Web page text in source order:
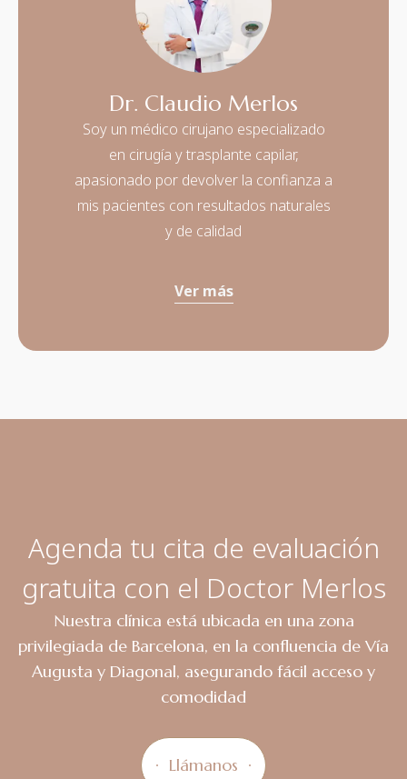
Dr. Claudio Merlos
Soy un médico cirujano especializado
en cirugía y trasplante capilar,
apasionado por devolver la confianza a
mis pacientes con resultados naturales
y de calidad
Ver más
Agenda tu cita de evaluación
gratuita con el Doctor Merlos
Nuestra clínica está ubicada en una zona
privilegiada de Barcelona, en la confluencia de Vía
Augusta y Diagonal, asegurando fácil acceso y
comodidad
Llámanos